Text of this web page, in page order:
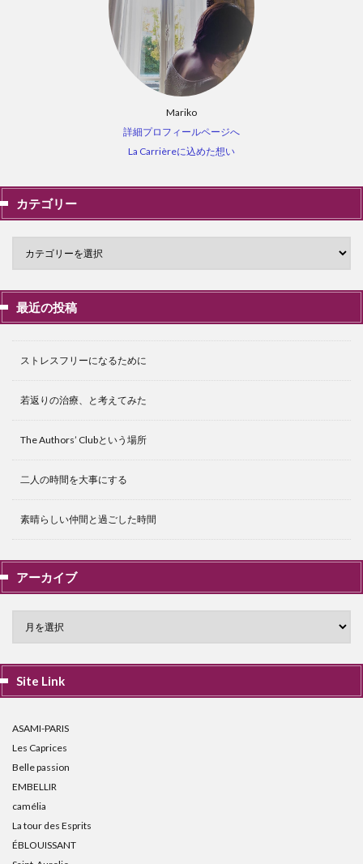
Mariko
詳細プロフィールページへ
La Carrièreに込めた想い
カテゴリー
最近の投稿
ストレスフリーになるために
若返りの治療、と考えてみた
The Authors’ Clubという場所
二人の時間を大事にする
素晴らしい仲間と過ごした時間
アーカイブ
Site Link
ASAMI-PARIS
Les Caprices
Belle passion
EMBELLIR
camélia
La tour des Esprits
ÉBLOUISSANT